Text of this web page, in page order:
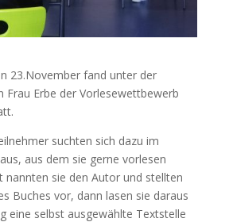
23.November fand unter der
Frau Erbe der Vorlesewettbewerb
suchten sich dazu im
aus dem sie gerne vorlesen
nannten sie den Autor und stellten
Buches vor, dann lasen sie daraus
eine selbst ausgewählte Textstelle